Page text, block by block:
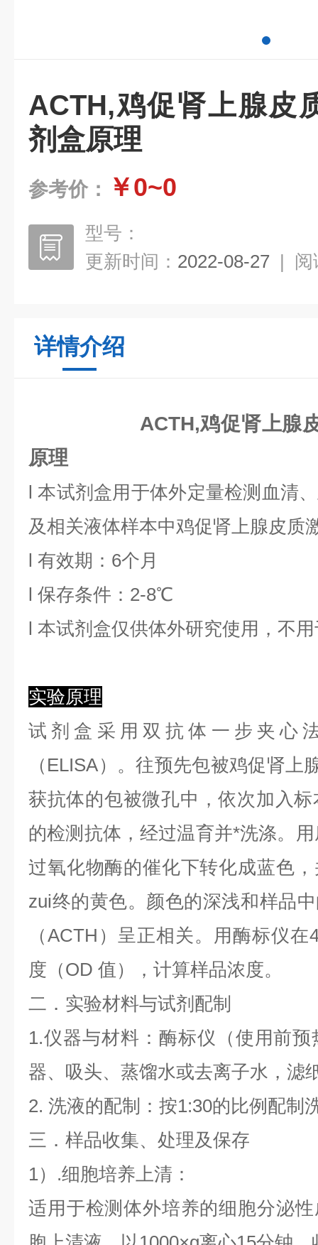
ACTH,鸡促肾上腺皮
剂盒原理
参考价： ￥0~0
型号：
更新时间： 2022-08-27 | 阅
详情介绍
ACTH,鸡促肾上腺
原理
l本试剂盒用于体外定量检测血清
及相关液体样本中鸡促肾上腺皮质
l 有效期：6个月
l 保存条件： 2-8℃
l 本试剂盒仅供体外研究使用，不
实验原理
试剂盒采用双抗体一步夹心
（ELISA）。往预先包被鸡促肾上
获抗体的包被微孔中，依次加入
的检测抗体，经过温育并*洗涤。
过氧化物酶的催化下转化成蓝色
zui终的黄色。颜色的深浅和样品
（ACTH ）呈正相关。用酶标仪在
度（OD 值），计算样品浓度。
二．实验材料与试剂配制
1.仪器与材料：酶标仪（使用前
器、吸头、蒸馏水或去离子水，滤
2. 洗液的配制：按1:30的比例配制
三．样品收集、处理及保存
1）.细胞培养上清：
适用于检测体外培养的细胞分泌